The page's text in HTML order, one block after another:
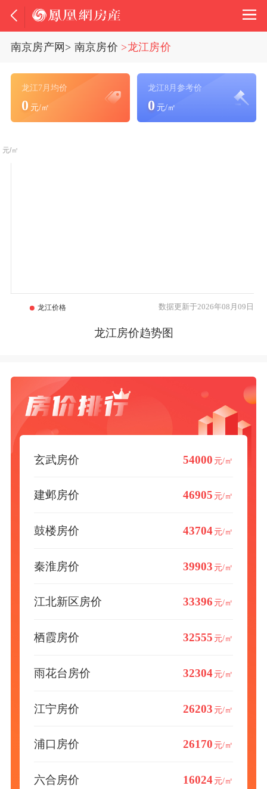
南京房产网 > 南京房价 >龙江房价
龙江7月均价
0 元/㎡
龙江8月参考价
0 元/㎡
龙江房价趋势图
数据更新于2026年08月09日
玄武房价 54000 元/㎡
建邺房价 46905 元/㎡
鼓楼房价 43704 元/㎡
秦淮房价 39903 元/㎡
江北新区房价 33396 元/㎡
栖霞房价 32555 元/㎡
雨花台房价 32304 元/㎡
江宁房价 26203 元/㎡
浦口房价 26170 元/㎡
六合房价 16024 元/㎡